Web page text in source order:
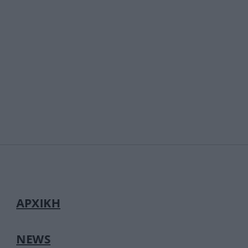
ΑΡΧΙΚΗ
NEWS